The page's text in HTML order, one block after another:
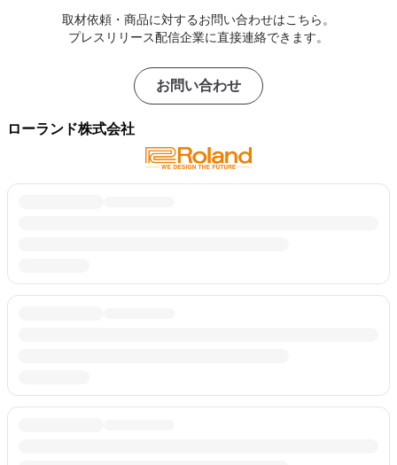
取材依頼・商品に対するお問い合わせはこちら。
プレスリリース配信企業に直接連絡できます。
お問い合わせ
ローランド株式会社